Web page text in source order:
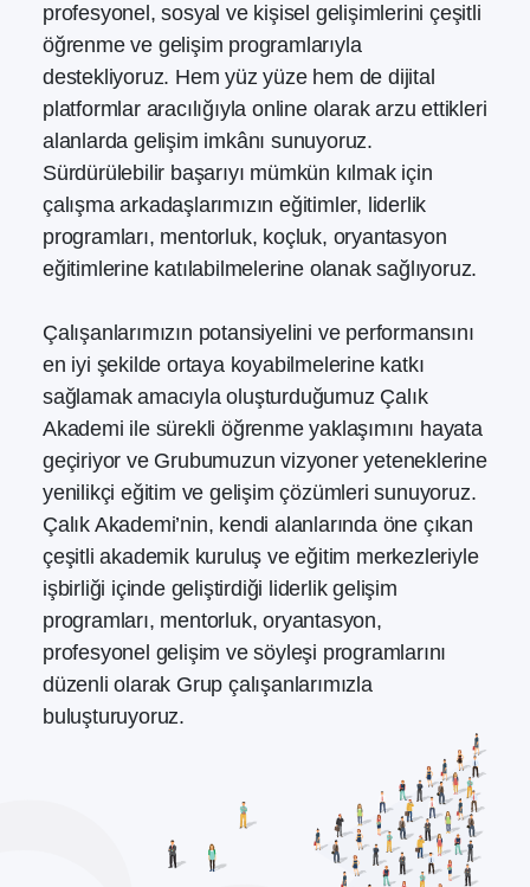
profesyonel, sosyal ve kişisel gelişimlerini çeşitli
öğrenme ve gelişim programlarıyla
destekliyoruz. Hem yüz yüze hem de dijital
platformlar aracılığıyla online olarak arzu ettikleri
alanlarda gelişim imkânı sunuyoruz.
Sürdürülebilir başarıyı mümkün kılmak için
çalışma arkadaşlarımızın eğitimler, liderlik
programları, mentorluk, koçluk, oryantasyon
eğitimlerine katılabilmelerine olanak sağlıyoruz.
Çalışanlarımızın potansiyelini ve performansını
en iyi şekilde ortaya koyabilmelerine katkı
sağlamak amacıyla oluşturduğumuz Çalık
Akademi ile sürekli öğrenme yaklaşımını hayata
geçiriyor ve Grubumuzun vizyoner yeteneklerine
yenilikçi eğitim ve gelişim çözümleri sunuyoruz.
Çalık Akademi’nin, kendi alanlarında öne çıkan
çeşitli akademik kuruluş ve eğitim merkezleriyle
işbirliği içinde geliştirdiği liderlik gelişim
programları, mentorluk, oryantasyon,
profesyonel gelişim ve söyleşi programlarını
düzenli olarak Grup çalışanlarımızla
buluşturuyoruz.